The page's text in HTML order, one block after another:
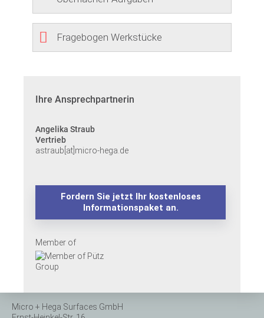
Fragebogen Werkstücke
Ihre Ansprechpartnerin
Angelika Straub
Vertrieb
astraub[at]micro-hega.de
Fordern Sie jetzt Ihr kostenloses
Informationspaket an.
Member of
Micro + Hega Surfaces GmbH